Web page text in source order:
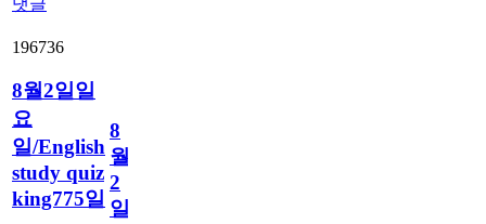
196736
8월2일일
요
일/English
study quiz
king775일
8
월
2
일